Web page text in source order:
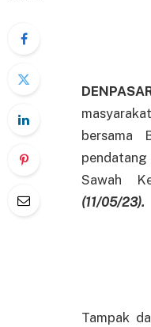
bersama
Sawah
(11/05/23).
Tampak